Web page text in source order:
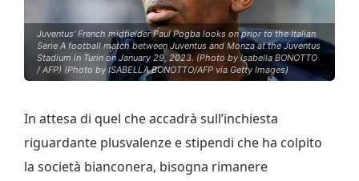
Juventus' French midfielder Paul Pogba looks on prior to the Italian
Serie A football match between Juventus and Monza at the Juventus
Stadium in Turin on January 29, 2023. (Photo by Isabella BONOTTO
/ AFP) (Photo by ISABELLA BONOTTO/AFP via Getty Images)
In attesa di quel che accadrà sull’inchiesta
riguardante plusvalenze e stipendi che ha colpito
la società bianconera, bisogna rimanere